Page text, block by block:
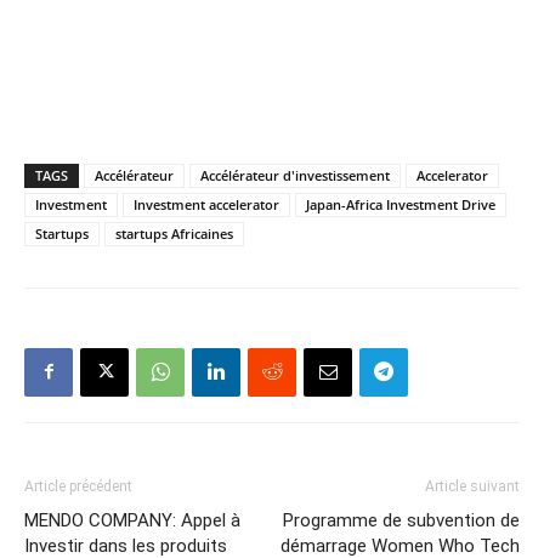
TAGS Accélérateur Accélérateur d'investissement
Accelerator
Investment
Investment accelerator
Japan-Africa Investment Drive
Startups
startups Africaines
Article précédent
MENDO COMPANY: Appel à
Investir dans les produits
Article suivant
Programme de subvention de
démarrage Women Who Tech